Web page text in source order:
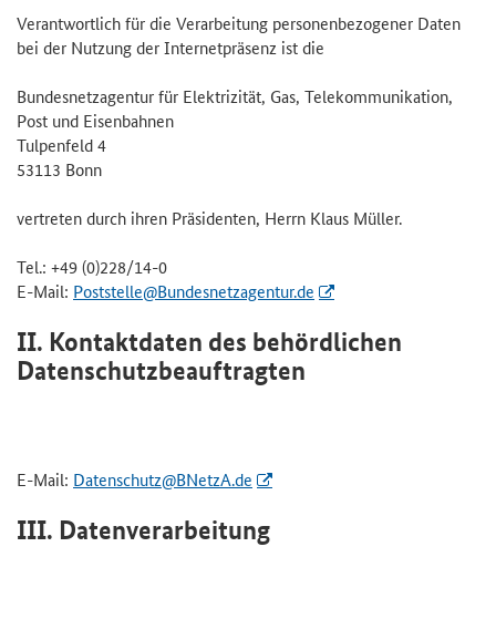
Verantwortlich für die Verarbeitung personenbezogener Daten
bei der Nutzung der Internetpräsenz ist die
Bundesnetzagentur für Elektrizität, Gas, Telekommunikation,
Post und Eisenbahnen
Tulpenfeld 4
53113 Bonn
vertreten durch ihren Präsidenten, Herrn Klaus Müller.
Tel.: +49 (0)228/14-0
E-Mail: Poststelle@Bundesnetzagentur.de
II. Kontaktdaten des behördlichen
Datenschutzbeauftragten
E-Mail: Datenschutz@BNetzA.de
III. Datenverarbeitung